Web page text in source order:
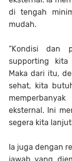
di tengah
mudah.
“Kondisi dan
supporting kita
Maka dari itu,
sehat, kita
eksternal. Ini
segera kita
Ia juga dengan